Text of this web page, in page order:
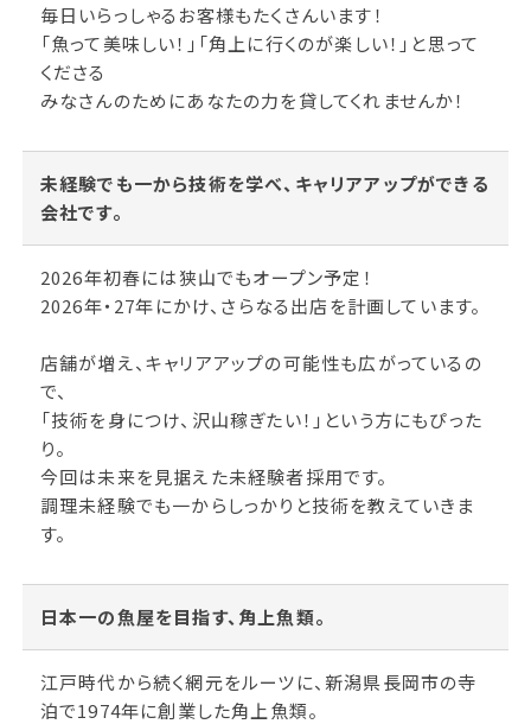
毎日いらっしゃるお客様もたくさんいます！
「魚って美味しい！」「角上に行くのが楽しい！」と思って
くださる
みなさんのためにあなたの力を貸してくれませんか！
未経験でも一から技術を学べ、キャリアアップができる
会社です。
2026年初春には狭山でもオープン予定！
2026年・27年にかけ、さらなる出店を計画しています。
店舗が増え、キャリアアップの可能性も広がっているの
で、
「技術を身につけ、沢山稼ぎたい！」という方にもぴった
り。
今回は未来を見据えた未経験者採用です。
調理未経験でも一からしっかりと技術を教えていきま
す。
日本一の魚屋を目指す、角上魚類。
江戸時代から続く網元をルーツに、新潟県長岡市の寺
泊で1974年に創業した角上魚類。